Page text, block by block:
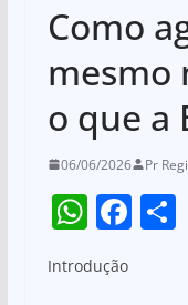
Como
mesmo
o que a
06/06/2026 Pr
W
h
at
F S
Introdução